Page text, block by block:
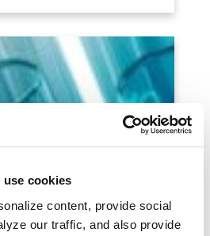
cookies
content, provide social
our traffic, and also provide
Pharma 2026